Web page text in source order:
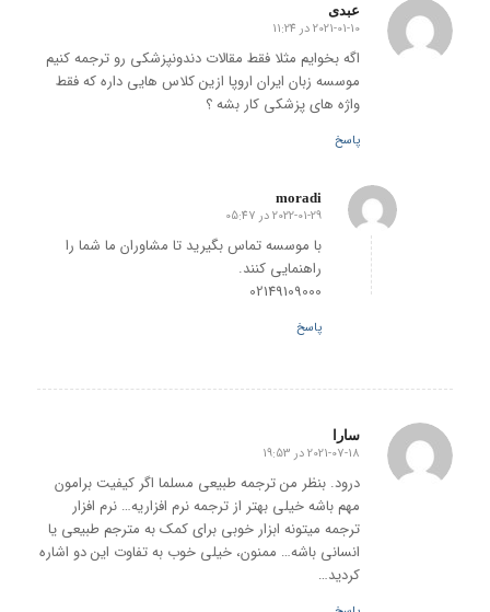
عبدی
گفته:
2021-01-10 در 11:24
اگه بخوایم مثلا فقط مقالات دندونپزشکی رو ترجمه کنیم
موسسه زبان ایران اروپا ازین کلاس هایی داره که فقط
واژه های پزشکی کار بشه ؟
پاسخ
moradi
گفته:
2022-01-29 در 05:47
با موسسه تماس بگیرید تا مشاوران ما شما را
راهنمایی کنند.
02149109000
پاسخ
سارا
گفته:
2021-07-18 در 19:53
درود. بنظر من ترجمه طبیعی مسلما اگر کیفیت برامون
مهم باشه خیلی بهتر از ترجمه نرم افزاریه… نرم افزار
ترجمه میتونه ابزار خوبی برای کمک به مترجم طبیعی یا
انسانی باشه… ممنون، خیلی خوب به تفاوت این دو اشاره
کردید…